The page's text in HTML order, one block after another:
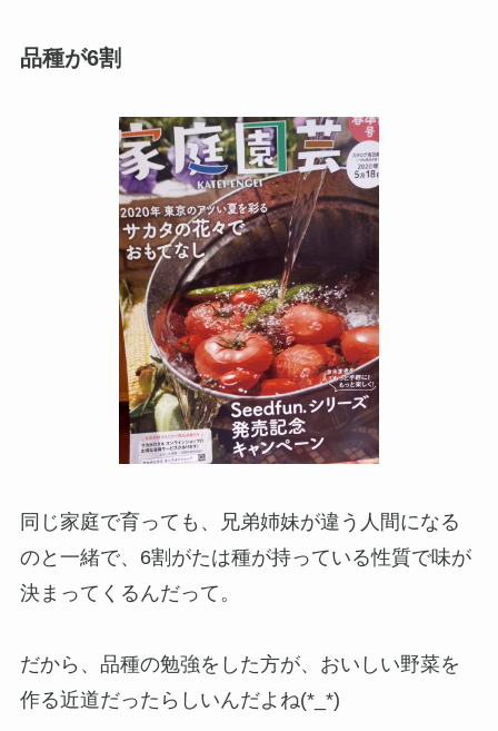
品種が6割
同じ家庭で育っても、兄弟姉妹が違う人間になる
のと一緒で、6割がたは種が持っている性質で味が
決まってくるんだって。
だから、品種の勉強をした方が、おいしい野菜を
作る近道だったらしいんだよね(*_*)